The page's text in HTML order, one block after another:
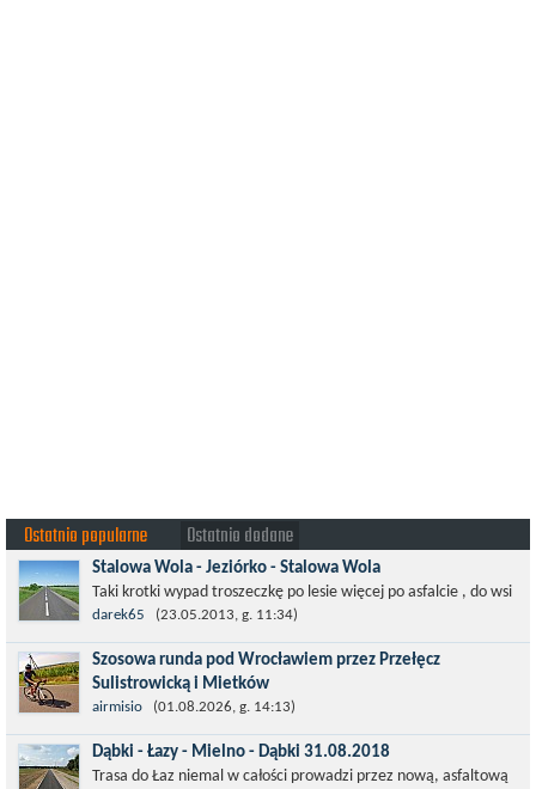
Ostatnio popularne Ostatnio dodane
Stalowa Wola - Jeziórko - Stalowa Wola
Taki krotki wypad troszeczkę po lesie więcej po asfalcie , do wsi
której już nie ma , kopalni siarki również nie ma , a ci co
pamiętają okres...
darek65 (23.05.2013, g. 11:34)
Szosowa runda pod Wrocławiem przez Przełęcz
Sulistrowicką i Mietków
Łatwa, szosowa runda pod Wrocławiem, raczej płaska z jednym
małym podjazdem na Przełęcz Sulistrowicką od strony Olesznej.
To trasa idealna na...
airmisio (01.08.2026, g. 14:13)
Dąbki - Łazy - Mielno - Dąbki 31.08.2018
Trasa do Łaz niemal w całości prowadzi przez nową, asfaltową